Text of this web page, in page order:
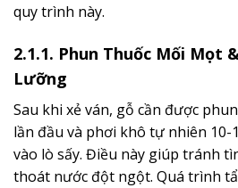
quy trình này.
2.1.1. Phun Thuốc Mối Mọt
Lưỡng
Sau khi xẻ ván, gỗ cần được
lần đầu và phơi khô tự nhiên
vào lò sấy. Điều này giúp tránh
thoát nước đột ngột. Quá trình